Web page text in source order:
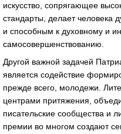
искусство, сопрягающее
стандарты, делает человека
и способным к духовному и
самосовершенствованию.
Другой важной задачей
является содействие
прежде всего, молодежи.
центрами притяжения,
писательские сообщества и
премии во многом создают